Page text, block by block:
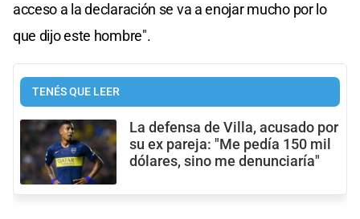
acceso a la declaración se va a enojar mucho por lo
que dijo este hombre".
TENÉS QUE LEER
La defensa de Villa, acusado por
su ex pareja: "Me pedía 150 mil
dólares, sino me denunciaría"